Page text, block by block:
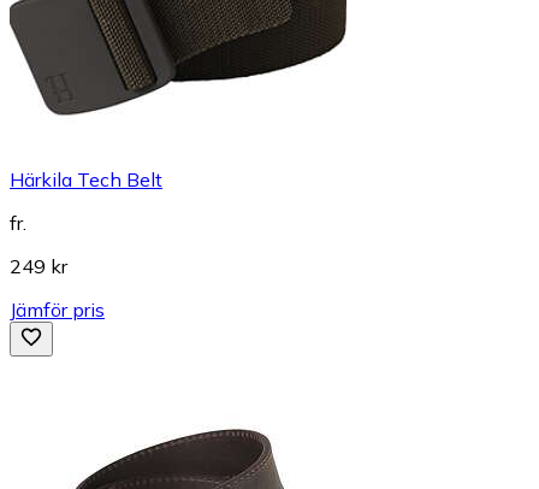
Härkila Tech Belt
fr.
249 kr
Jämför pris